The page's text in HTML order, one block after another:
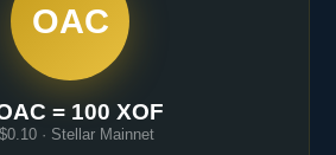
OAC
= 100 XOF
· Stellar Mainnet